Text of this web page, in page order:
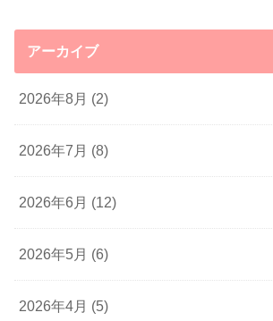
アーカイブ
2026年8月 (2)
2026年7月 (8)
2026年6月 (12)
2026年5月 (6)
2026年4月 (5)